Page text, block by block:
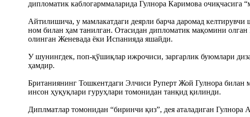
дипломатик каблогарммаларида Гулнора Каримова очиқчасига
Айтилишича, у мамлакатдаги деярли барча даромад
ном билан ҳам танилган. Отасидан дипломатик мақомини олган
олинган Женевада ёки Испанияда яшайди.
У шунингдек, поп-қўшиқлар ижрочиси, заргарлик буюмлари
ҳамдир.
Британиянинг Тошкентдаги Элчиси Руперт Жой Гулнора
инсон ҳуқуқлари гуруҳлари томонидан танқид қилинди.
Диплматлар томонидан “биринчи қиз”, дея аталадиган